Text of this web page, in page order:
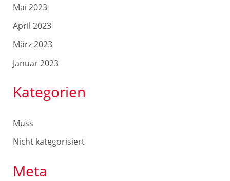
Mai 2023
April 2023
März 2023
Januar 2023
Kategorien
Muss
Nicht kategorisiert
Meta